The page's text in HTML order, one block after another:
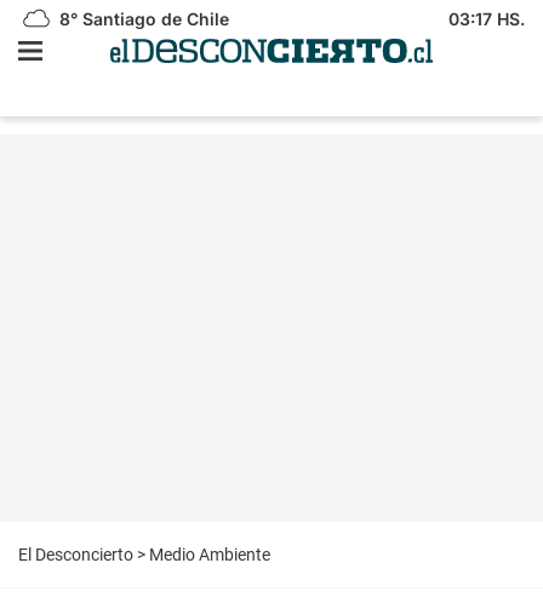
8° Santiago de Chile 03:17 HS.
El Desconcierto > Medio Ambiente